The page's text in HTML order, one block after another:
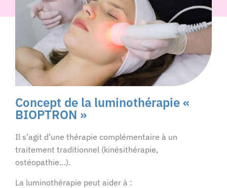
Concept de la luminothérapie «
BIOPTRON »
Il s’agit d’une thérapie complémentaire à un
traitement traditionnel (kinésithérapie,
ostéopathie…).
La luminothérapie peut aider à :